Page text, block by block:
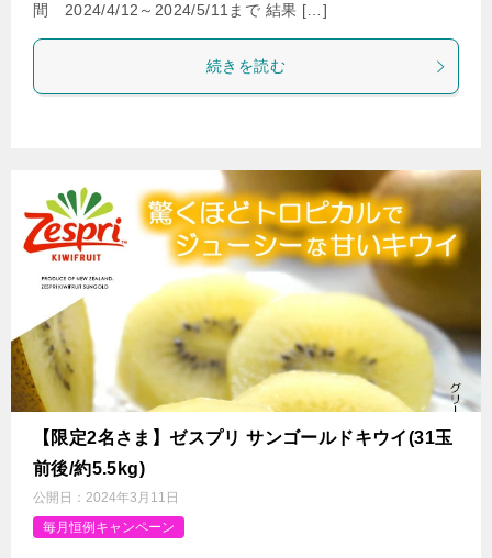
間 2024/4/12～2024/5/11まで 結果 […]
続きを読む
【限定2名さま】ゼスプリ サンゴールドキウイ(31玉
前後/約5.5kg)
公開日： 2024年3月11日
毎月恒例キャンペーン